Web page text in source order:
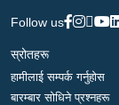
Follow us
स्रोतहरू
हामीलाई सम्पर्क गर्नुहोस
बारम्बार सोधिने प्रश्नहरू